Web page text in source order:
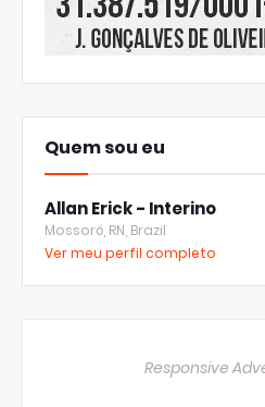
Quem sou eu
Allan Erick - Interino
Mossoró, RN, Brazil
Ver meu perfil completo
Responsive